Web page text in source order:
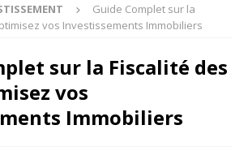
Guide Complet sur la
vos Investissements Immobiliers
sur la Fiscalité des
vos
Immobiliers